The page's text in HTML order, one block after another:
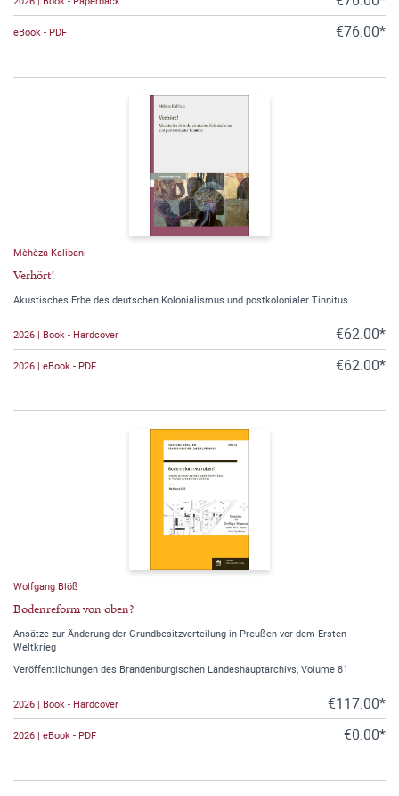
eBook - PDF €76.00*
Mèhèza Kalibani
Verhört!
Akustisches Erbe des deutschen Kolonialismus und postkolonialer Tinnitus
2026 | Book - Hardcover €62.00*
2026 | eBook - PDF €62.00*
Wolfgang Blöß
Bodenreform von oben?
Ansätze zur Änderung der Grundbesitzverteilung in Preußen vor dem Ersten
Weltkrieg
Veröffentlichungen des Brandenburgischen Landeshauptarchivs, Volume 81
2026 | Book - Hardcover €117.00*
2026 | eBook - PDF €0.00*